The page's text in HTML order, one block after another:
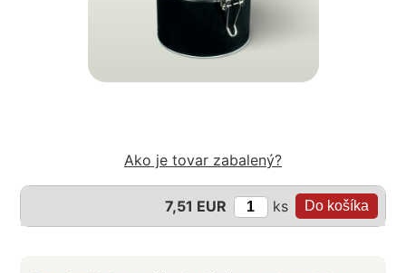
Ako je tovar zabalený?
7,51 EUR ks